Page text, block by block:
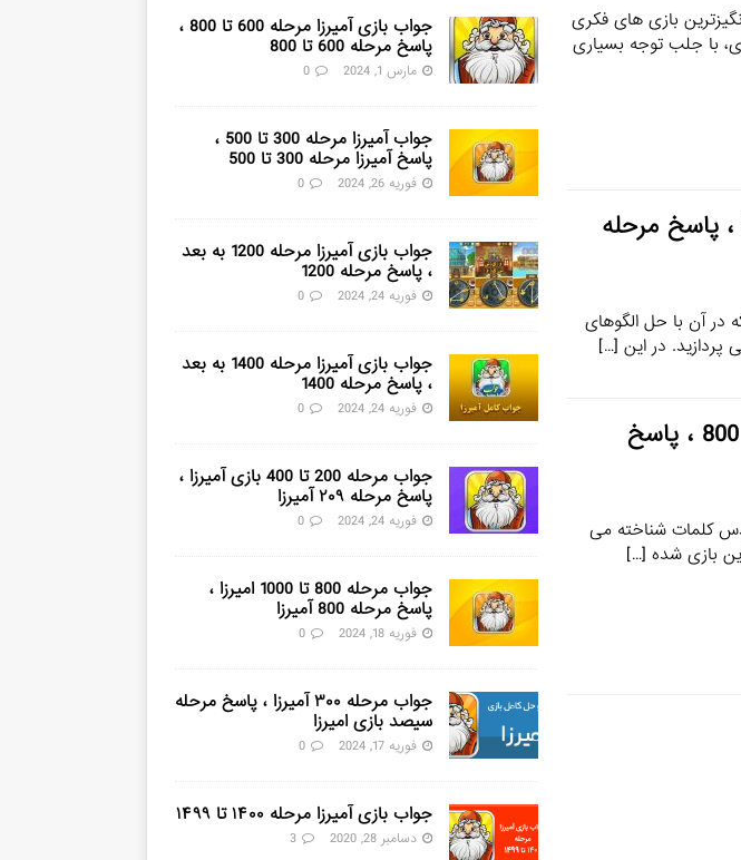
بازی‌ های فکری
با جلب توجه بسیاری
جواب آمیرزا مرحله 400 تا 600 ، پاسخ مرحله
در آن با حل الگوهای
در این […]
جواب بازی آمیرزا مرحله 600 تا 800 ، پاسخ
کلمات شناخته می‌
بازی شده‌ […]
جواب بازی آمیرزا مرحله 600 تا 800 ،
پاسخ مرحله 600 تا 800
مارس 1, 2024 0
جواب آمیرزا مرحله 300 تا 500 ،
پاسخ آمیرزا مرحله 300 تا 500
فوریه 26, 2024 0
جواب بازی آمیرزا مرحله 1200 به بعد
، پاسخ مرحله 1200
فوریه 24, 2024 0
جواب بازی آمیرزا مرحله 1400 به بعد
، پاسخ مرحله 1400
فوریه 24, 2024 0
جواب مرحله 200 تا 400 بازی آمیرزا ،
پاسخ مرحله ۲۰۹ آمیرزا
فوریه 24, 2024 0
جواب مرحله 800 تا 1000 امیرزا ،
پاسخ مرحله 800 آمیرزا
فوریه 18, 2024 0
جواب مرحله ۳۰۰ آمیرزا ، پاسخ مرحله
سیصد بازی امیرزا
فوریه 17, 2024 0
جواب بازی آمیرزا مرحله ۱۴۰۰ تا ۱۴۹۹
دسامبر 28, 2020 3